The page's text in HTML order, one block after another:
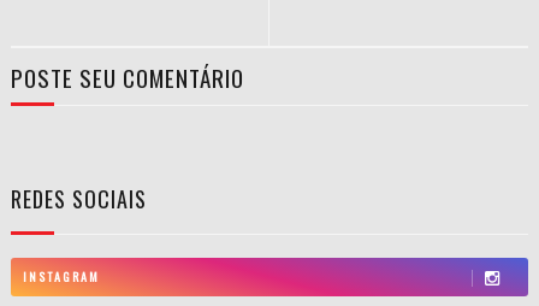
POSTE SEU COMENTÁRIO
REDES SOCIAIS
INSTAGRAM